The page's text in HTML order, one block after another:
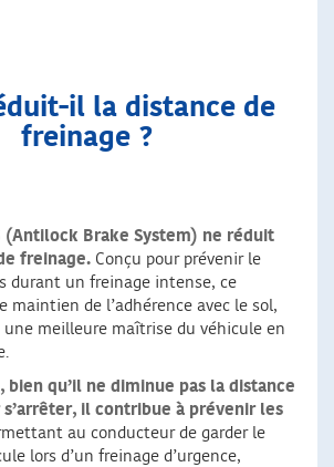
il la distance de
freinage ?
(Antilock Brake System) ne réduit
freinage. Conçu pour prévenir le
durant un freinage intense, ce
maintien de l’adhérence avec le sol,
meilleure maîtrise du véhicule en
bien qu’il ne diminue pas la distance
s’arrêter, il contribue à prévenir les
au conducteur de garder le
lors d’un freinage d’urgence,